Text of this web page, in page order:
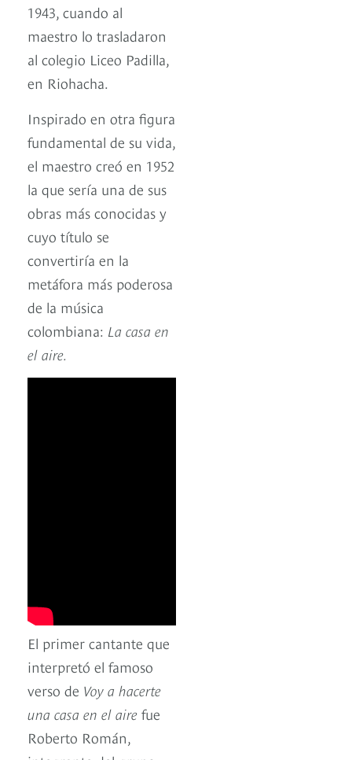
1943, cuando al
maestro lo trasladaron
al colegio Liceo Padilla,
en Riohacha.
Inspirado en otra figura
fundamental de su vida,
el maestro creó en 1952
la que sería una de sus
obras más conocidas y
cuyo título se
convertiría en la
metáfora más poderosa
de la música
colombiana: La casa en
el aire.
El primer cantante que
interpretó el famoso
verso de Voy a hacerte
una casa en el aire fue
Roberto Román,